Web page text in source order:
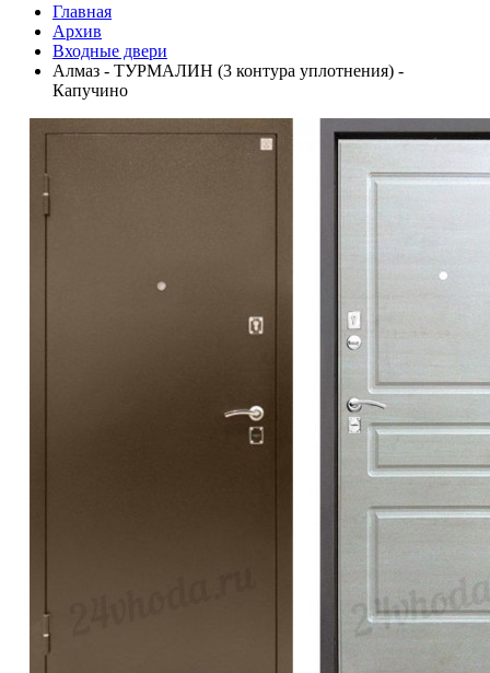
Главная
Архив
Входные двери
Алмаз - ТУРМАЛИН (3 контура уплотнения) -
Капучино